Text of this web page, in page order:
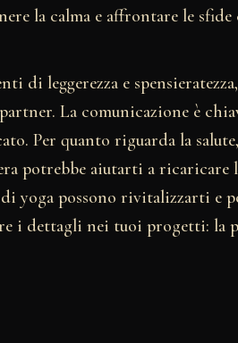
la calma e affrontare le sfide
di leggerezza e
La comunicazione è
Per quanto riguarda la
potrebbe aiutarti a ricaricare
di yoga possono rivitalizzarti e
i dettagli nei tuoi progetti: la